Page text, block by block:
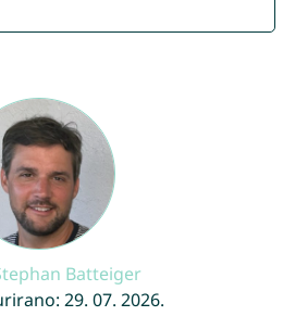
Batteiger
29. 07. 2026.